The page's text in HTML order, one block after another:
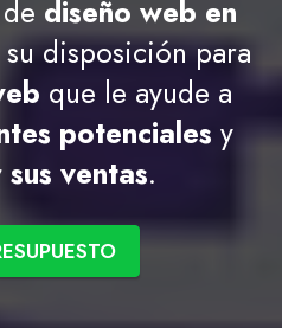
diseño web en
su disposición para
que le ayude a
potenciales y
ventas.